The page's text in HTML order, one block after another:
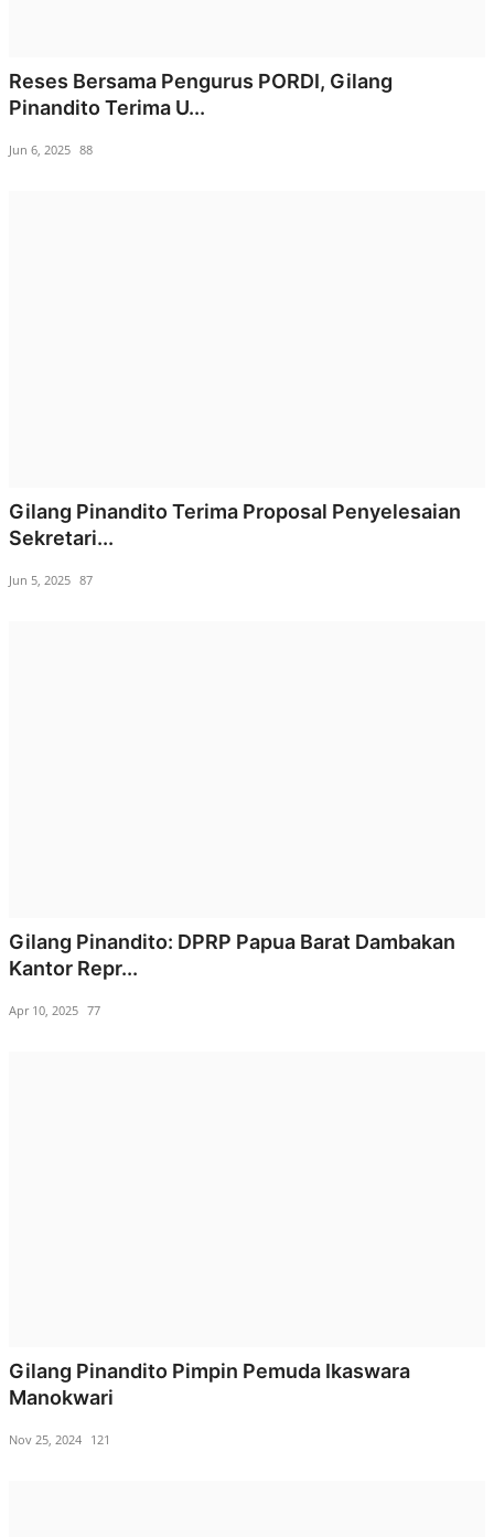
Reses Bersama Pengurus PORDI, Gilang
Pinandito Terima U...
Jun 6, 2025 88
Gilang Pinandito Terima Proposal Penyelesaian
Sekretari...
Jun 5, 2025 87
Gilang Pinandito: DPRP Papua Barat Dambakan
Kantor Repr...
Apr 10, 2025 77
Gilang Pinandito Pimpin Pemuda Ikaswara
Manokwari
Nov 25, 2024 121